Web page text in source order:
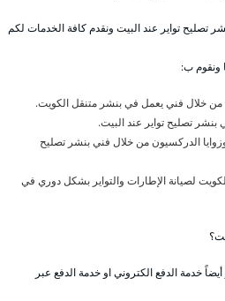
تواير عند البيت ونقدم كافة الخدمات لكم
ونقوم ب:
من خلال فني يعمل في بنشر متنقل الكويت.
تصليح تواير عند البيت.
الدركسيون من خلال فني بنشر تصليح
لصيانة الإطارات والتواير بشكل دوري في
خدمة الدفع الكتروني او خدمة الدفع عبر